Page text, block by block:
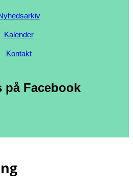
Kalender
Kontakt
på Facebook